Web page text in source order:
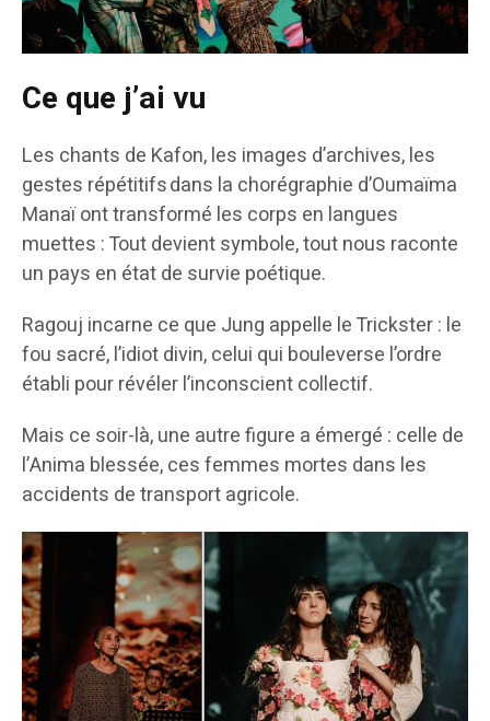
Ce que j’ai vu
Les chants de Kafon, les images d’archives, les
gestes répétitifs dans la chorégraphie d’Oumaïma
Manaï ont transformé les corps en langues
muettes : Tout devient symbole, tout nous raconte
un pays en état de survie poétique.
Ragouj incarne ce que Jung appelle le Trickster : le
fou sacré, l’idiot divin, celui qui bouleverse l’ordre
établi pour révéler l’inconscient collectif.
Mais ce soir-là, une autre figure a émergé : celle de
l’Anima blessée, ces femmes mortes dans les
accidents de transport agricole.